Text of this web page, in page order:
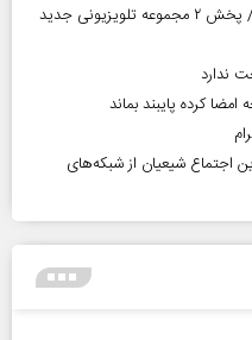
هنرمند منحصر‌به‌فردی را از دست دادیم/ پخش ۲ مجموعه تلویزیونی جدید
ندارد
امضا کرده پایبند بماند
اجتماع شیعیان از شبکه‌های